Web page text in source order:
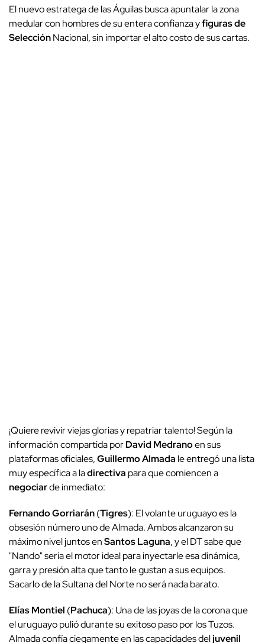
El nuevo estratega de las Águilas busca apuntalar la zona
medular con hombres de su entera confianza yfiguras de
SelecciónNacional, sin importar el alto costo de sus cartas.
¡Quiere revivir viejas glorias y repatriar talento! Según la
información compartida porDavid Medranoen sus
plataformas oficiales,Guillermo Almada le entregó una lista
muy específica a ladirectiva para que comiencen a
negociarde inmediato:
Fernando Gorriarán(Tigres): El volante uruguayo es la
obsesión número uno de Almada. Ambos alcanzaron su
máximo nivel juntos enSantos Laguna, y el DT sabe que
"Nando" sería el motor ideal para inyectarle esa dinámica,
garra y presión alta que tanto le gustan a sus equipos.
Sacarlo de la Sultana del Norte no será nada barato.
Elías Montiel (Pachuca): Una de las joyas de la corona que
el uruguayo pulió durante su exitoso paso por los Tuzos.
Almada confía ciegamente en las capacidades deljuvenil